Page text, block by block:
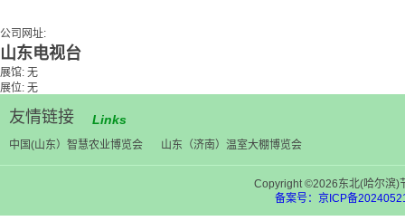
公司网址:
山东电视台
展馆: 无
展位: 无
友情链接 Links
中国(山东）智慧农业博览会 山东（济南）温室大棚博览会
Copyright ©2026东北(哈尔滨)
备案号：京ICP备